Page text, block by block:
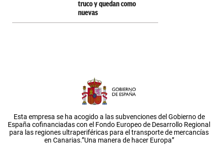
truco y quedan como
nuevas
Esta empresa se ha acogido a las subvenciones del Gobierno de
España cofinanciadas con el Fondo Europeo de Desarrollo Regional
para las regiones ultraperiféricas para el transporte de mercancías
en Canarias.”Una manera de hacer Europa”